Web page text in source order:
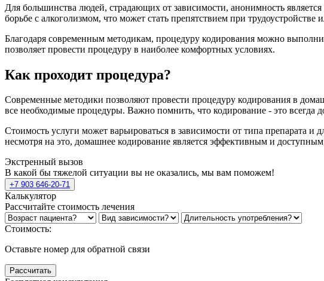
Для большинства людей, страдающих от зависимости, анонимность
борьбе с алкоголизмом, что может стать препятствием при
Благодаря современным методикам, процедуру кодирования можно
позволяет провести процедуру в наиболее комфортных условиях.
Как проходит процедура?
Современные методики позволяют провести процедуру кодирования в
все необходимые процедуры. Важно помнить, что кодирование - это
Стоимость услуги может варьироваться в зависимости от типа препарата
несмотря на это, домашнее кодирование является эффективным и
Экстренный вызов
В какой бы тяжелой ситуации вы не оказались, мы вам поможем!
+7 903 646-20-71
Калькулятор
Рассчитайте стоимость лечения
Стоимость:
Оставьте номер для обратной связи
Рассчитать